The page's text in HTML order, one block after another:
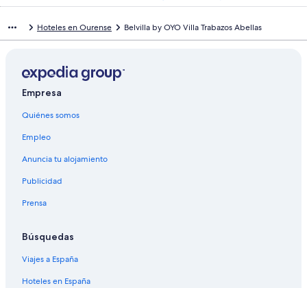
Hoteles en Ourense Belvilla by OYO Villa Trabazos Abellas
Empresa
Quiénes somos
Empleo
Anuncia tu alojamiento
Publicidad
Prensa
Búsquedas
Viajes a España
Hoteles en España